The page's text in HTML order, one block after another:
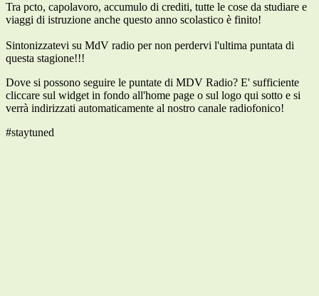
Tra pcto, capolavoro, accumulo di crediti, tutte le cose da studiare e
viaggi di istruzione anche questo anno scolastico è finito!
Sintonizzatevi su MdV radio per non perdervi l'ultima puntata di
questa stagione!!!
Dove si possono seguire le puntate di MDV Radio? E' sufficiente
cliccare sul widget in fondo all'home page o sul logo qui sotto e si
verrà indirizzati automaticamente al nostro canale radiofonico!
#staytuned